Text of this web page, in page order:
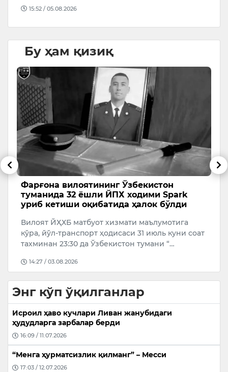
15:52 / 05.08.2026
Бу ҳам қизиқ
Фарғона вилоятининг Ўзбекистон
туманида 32 ёшли ЙПХ ходими Spark
уриб кетиши оқибатида ҳалок бўлди
Вилоят ЙҲХБ матбуот хизмати маълумотига
кўра, йўл-транспорт ҳодисаси 31 июль куни соат
тахминан 23:30 да Ўзбекистон тумани “…
14:27 / 03.08.2026
Энг кўп ўқилганлар
Исроил ҳаво кучлари Ливан жанубидаги
ҳудудларга зарбалар берди
16:09 / 11.07.2026
“Менга ҳурматсизлик қилманг” – Месси
17:03 / 12.07.2026